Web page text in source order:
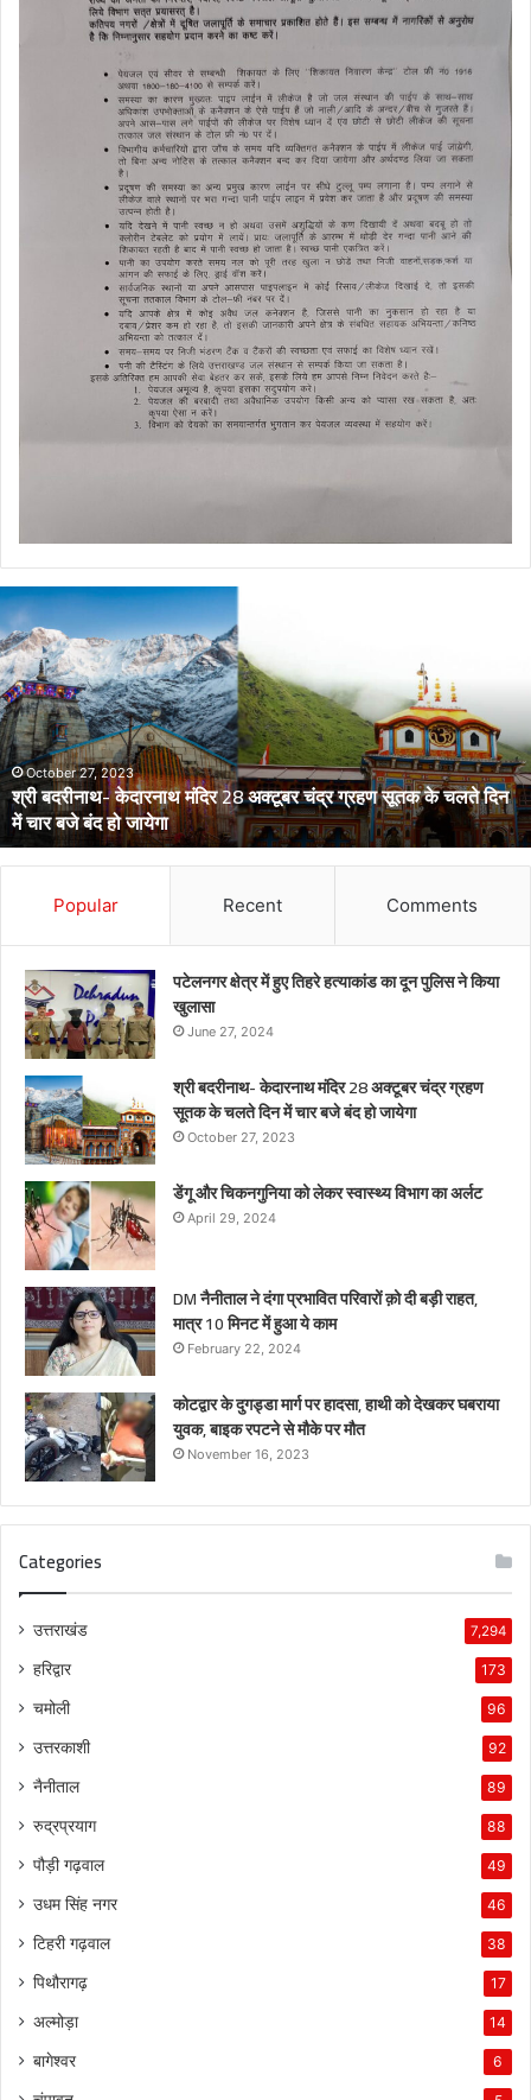
डेंगू
और
चिकनगुनिया
को
लेकर
स्वास्थ्य
विभाग
का
अर्लटApril 29, 2024
डेंगू और चिकनगुनिया को लेकर स्वास्थ्य विभाग का अर्लट
Popular Recent Comments
पटेलनगर क्षेत्र में हुए तिहरे हत्याकांड का दून पुलिस ने किया
खुलासा
June 27, 2024
श्री बदरीनाथ- केदारनाथ मंदिर 28 अक्टूबर चंद्र ग्रहण
सूतक के चलते दिन में चार बजे बंद हो जायेगा
October 27, 2023
डेंगू और चिकनगुनिया को लेकर स्वास्थ्य विभाग का अर्लट
April 29, 2024
DM नैनीताल ने दंगा प्रभावित परिवारों क़ो दी बड़ी राहत,
मात्र 10 मिनट में हुआ ये काम
February 22, 2024
कोटद्वार के दुगड्डा मार्ग पर हादसा, हाथी को देखकर घबराया
युवक, बाइक रपटने से मौके पर मौत
November 16, 2023
Categories
उत्तराखंड 7,294
हरिद्वार 173
चमोली 96
उत्तरकाशी 92
नैनीताल 89
रुद्रप्रयाग 88
पौड़ी गढ़वाल 49
उधम सिंह नगर 46
टिहरी गढ़वाल 38
पिथौरागढ़ 17
अल्मोड़ा 14
बागेश्वर 6